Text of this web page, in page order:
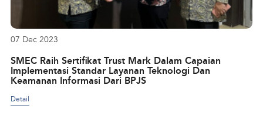
07 Dec 2023
SMEC Raih Sertifikat Trust Mark Dalam Capaian
Implementasi Standar Layanan Teknologi Dan
Keamanan Informasi Dari BPJS
Detail